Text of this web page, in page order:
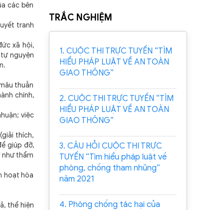
các bên
tranh
xã hội,
nguyện
thuẫn
chính,
việc
thích,
giúp đỡ,
thẩm
hoạt hòa
thể hiện
TRẮC NGHIỆM
1. CUỘC THI TRỰC TUYẾN “TÌM
HIỂU PHÁP LUẬT VỀ AN TOÀN
GIAO THÔNG”
2. CUỘC THI TRỰC TUYẾN “TÌM
HIỂU PHÁP LUẬT VỀ AN TOÀN
GIAO THÔNG”
3. CÂU HỎI CUỘC THI TRỰC
TUYẾN “Tìm hiểu pháp luật về
phòng, chống tham nhũng”
năm 2021
4. Phòng chống tác hại của